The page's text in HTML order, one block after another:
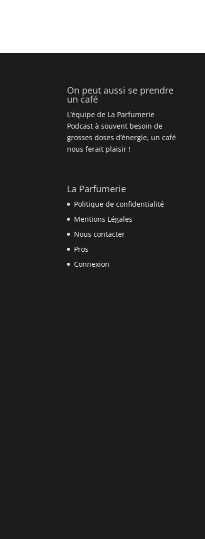
On peut aussi se prendre
un café
L’équipe de La Parfumerie
Podcast à souvent besoin de
grosses doses d’énergie, un café
nous ferait plaisir !
La Parfumerie
Politique de confidentialité
Mentions Légales
Nous contacter
Pros
Connexion